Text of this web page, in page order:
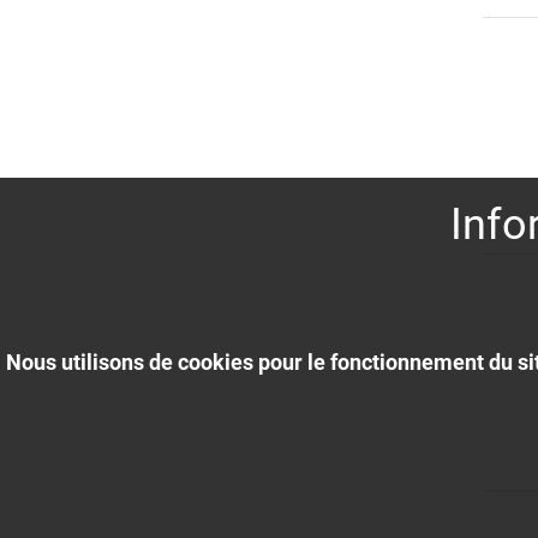
Nous utilisons de cookies pour le fonctionnement du